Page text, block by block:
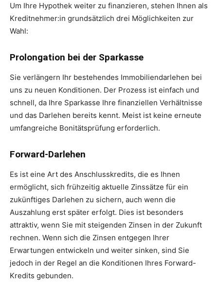
Um Ihre Hypothek weiter zu finanzieren, stehen Ihnen als
Kreditnehmer:in grundsätzlich drei Möglichkeiten zur
Wahl:
Prolongation bei der Sparkasse
Sie verlängern Ihr bestehendes Immobiliendarlehen bei
uns zu neuen Konditionen. Der Prozess ist einfach und
schnell, da Ihre Sparkasse Ihre finanziellen Verhältnisse
und das Darlehen bereits kennt. Meist ist keine erneute
umfangreiche Bonitätsprüfung erforderlich.
Forward-Darlehen
Es ist eine Art des Anschlusskredits, die es Ihnen
ermöglicht, sich frühzeitig aktuelle Zinssätze für ein
zukünftiges Darlehen zu sichern, auch wenn die
Auszahlung erst später erfolgt. Dies ist besonders
attraktiv, wenn Sie mit steigenden Zinsen in der Zukunft
rechnen. Wenn sich die Zinsen entgegen Ihrer
Erwartungen entwickeln und weiter sinken, sind Sie
jedoch in der Regel an die Konditionen Ihres Forward-
Kredits gebunden.